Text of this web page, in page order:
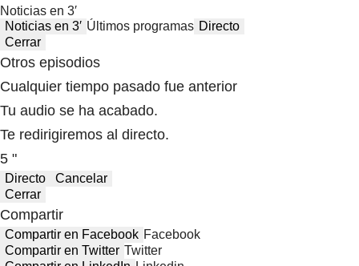
Noticias en 3′
Noticias en 3′ Últimos programas Directo
Cerrar
Otros episodios
Cualquier tiempo pasado fue anterior
Tu audio se ha acabado.
Te redirigiremos al directo.
5 "
Directo
Cancelar
Cerrar
Compartir
Compartir en Facebook Facebook
Compartir en Twitter Twitter